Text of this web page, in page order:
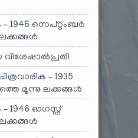
1946 സെപ്റ്റംബർ
– 1935
മൂന്നു ലക്കങ്ങൾ
1946 ഓഗസ്റ്റ്